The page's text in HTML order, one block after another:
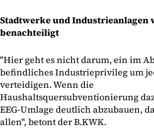
Stadtwerke und Industrieanlagen
benachteiligt
"Hier geht es nicht darum, ein im
befindliches Industrieprivileg um
verteidigen. Wenn die
Haushaltsquersubventionierung
EEG-Umlage deutlich abzubauen,
allen", betont der B.KWK.